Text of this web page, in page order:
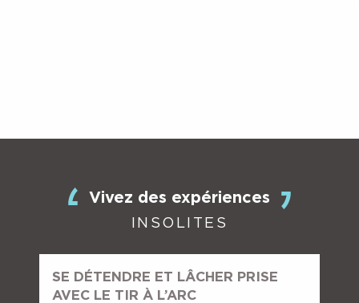
Vivez des expériences
INSOLITES
SE DÉTENDRE ET LÂCHER PRISE
AVEC LE TIR À L’ARC